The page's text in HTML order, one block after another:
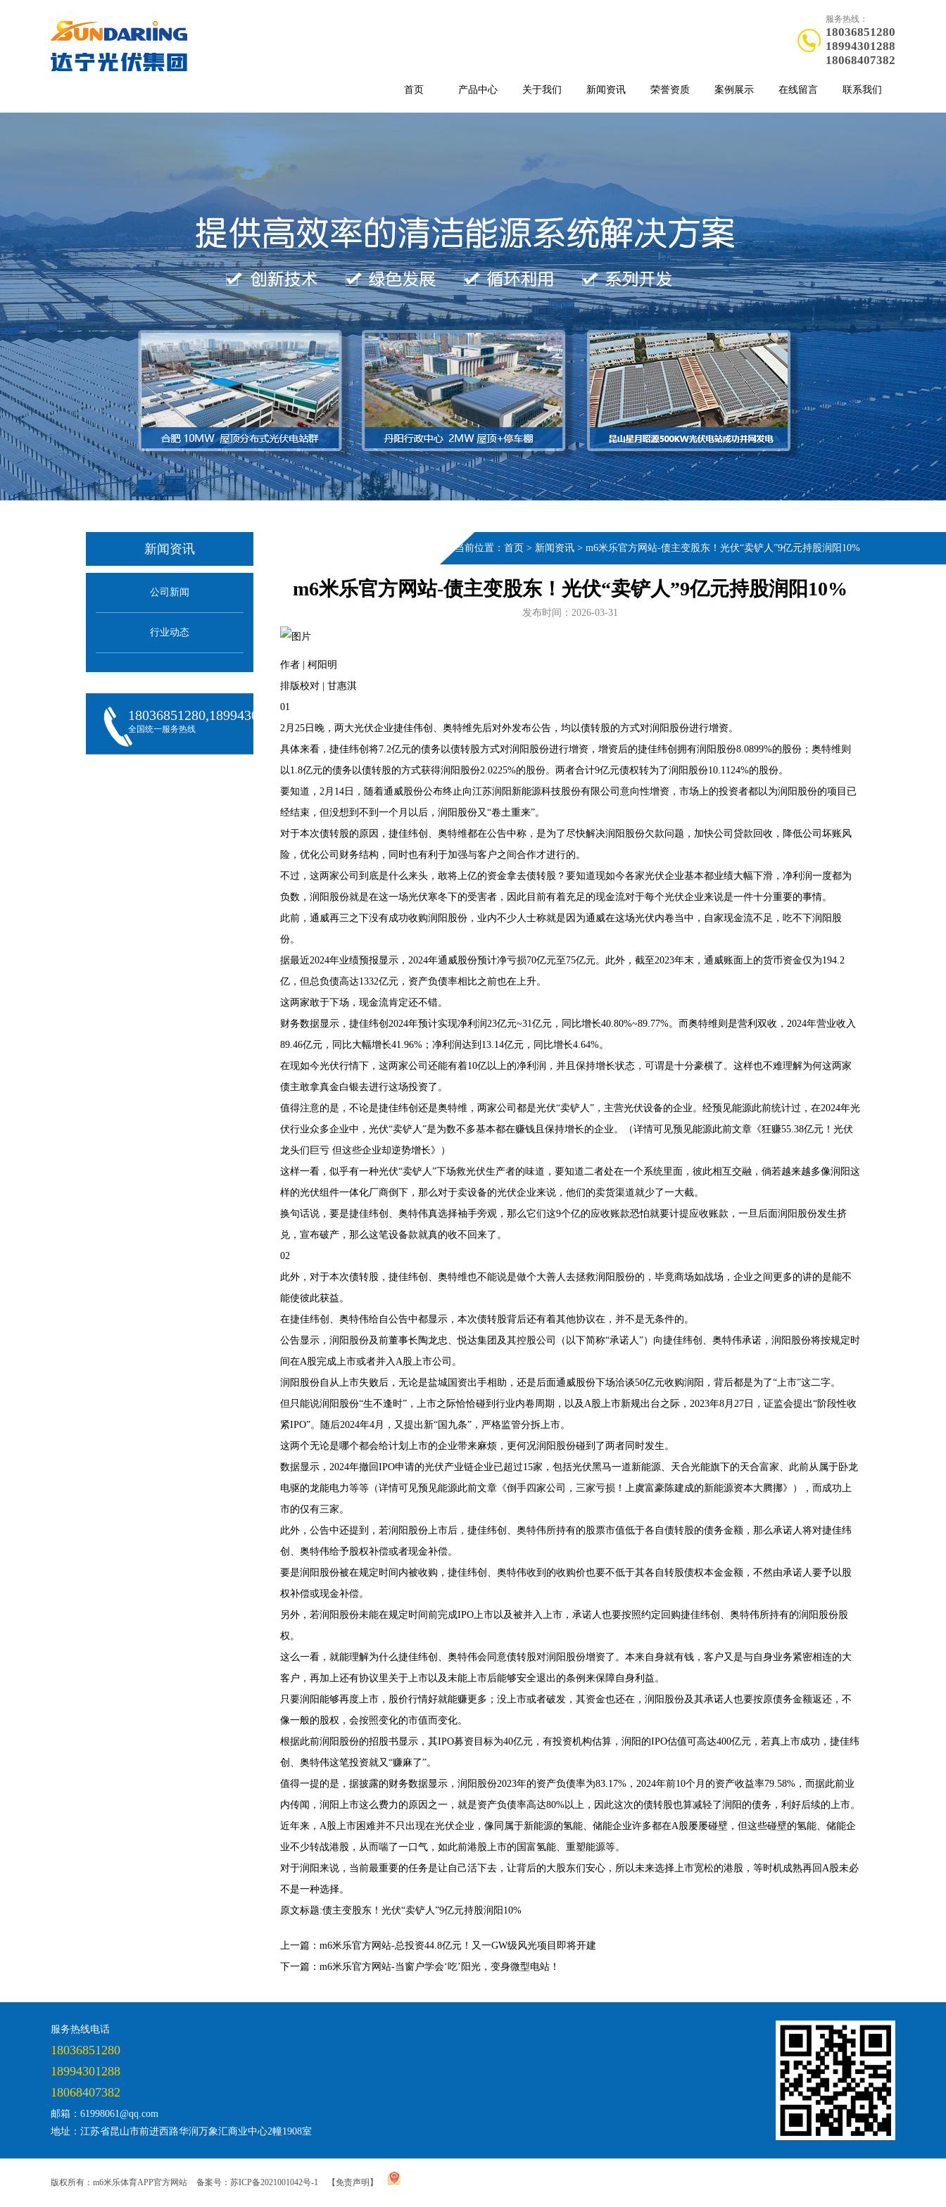
服务热线：
18036851280
18994301288
18068407382
首页 产品中心 关于我们 新闻资讯 荣誉资质 案例展示 在线留言 联系我们
新闻资讯
公司新闻
行业动态
18036851280,18994301288,18068407382
全国统一服务热线
当前位置： 首页 > 新闻资讯 > m6米乐官方网站-债主变股东！光伏“卖铲人”9亿元持股润阳10%
m6米乐官方网站-债主变股东！光伏“卖铲人”9亿元持股润阳10%
发布时间：2026-03-31
作者 | 柯阳明
排版校对 | 甘惠淇
01
2月25日晚，两大光伏企业捷佳伟创、奥特维先后对外发布公告，均以债转股的方式对润阳股份进行增资。
具体来看，捷佳纬创将7.2亿元的债务以债转股方式对润阳股份进行增资，增资后的捷佳纬创拥有润阳股份8.0899%的股份；奥特维则
以1.8亿元的债务以债转股的方式获得润阳股份2.0225%的股份。两者合计9亿元债权转为了润阳股份10.1124%的股份。
要知道，2月14日，随着通威股份公布终止向江苏润阳新能源科技股份有限公司意向性增资，市场上的投资者都以为润阳股份的项目已
经结束，但没想到不到一个月以后，润阳股份又“卷土重来”。
对于本次债转股的原因，捷佳纬创、奥特维都在公告中称，是为了尽快解决润阳股份欠款问题，加快公司贷款回收，降低公司坏账风
险，优化公司财务结构，同时也有利于加强与客户之间合作才进行的。
不过，这两家公司到底是什么来头，敢将上亿的资金拿去债转股？要知道现如今各家光伏企业基本都业绩大幅下滑，净利润一度都为
负数，润阳股份就是在这一场光伏寒冬下的受害者，因此目前有着充足的现金流对于每个光伏企业来说是一件十分重要的事情。
此前，通威再三之下没有成功收购润阳股份，业内不少人士称就是因为通威在这场光伏内卷当中，自家现金流不足，吃不下润阳股
份。
据最近2024年业绩预报显示，2024年通威股份预计净亏损70亿元至75亿元。此外，截至2023年末，通威账面上的货币资金仅为194.2
亿，但总负债高达1332亿元，资产负债率相比之前也在上升。
这两家敢于下场，现金流肯定还不错。
财务数据显示，捷佳纬创2024年预计实现净利润23亿元~31亿元，同比增长40.80%~89.77%。而奥特维则是营利双收，2024年营业收入
89.46亿元，同比大幅增长41.96%；净利润达到13.14亿元，同比增长4.64%。
在现如今光伏行情下，这两家公司还能有着10亿以上的净利润，并且保持增长状态，可谓是十分豪横了。这样也不难理解为何这两家
债主敢拿真金白银去进行这场投资了。
值得注意的是，不论是捷佳纬创还是奥特维，两家公司都是光伏“卖铲人”，主营光伏设备的企业。经预见能源此前统计过，在2024年光
伏行业众多企业中，光伏“卖铲人”是为数不多基本都在赚钱且保持增长的企业。（详情可见预见能源此前文章《狂赚55.38亿元！光伏
龙头们巨亏 但这些企业却逆势增长》）
这样一看，似乎有一种光伏“卖铲人”下场救光伏生产者的味道，要知道二者处在一个系统里面，彼此相互交融，倘若越来越多像润阳这
样的光伏组件一体化厂商倒下，那么对于卖设备的光伏企业来说，他们的卖货渠道就少了一大截。
换句话说，要是捷佳纬创、奥特伟真选择袖手旁观，那么它们这9个亿的应收账款恐怕就要计提应收账款，一旦后面润阳股份发生挤
兑，宣布破产，那么这笔设备款就真的收不回来了。
02
此外，对于本次债转股，捷佳纬创、奥特维也不能说是做个大善人去拯救润阳股份的，毕竟商场如战场，企业之间更多的讲的是能不
能使彼此获益。
在捷佳纬创、奥特伟给自公告中都显示，本次债转股背后还有着其他协议在，并不是无条件的。
公告显示，润阳股份及前董事长陶龙忠、悦达集团及其控股公司（以下简称“承诺人”）向捷佳纬创、奥特伟承诺，润阳股份将按规定时
间在A股完成上市或者并入A股上市公司。
润阳股份自从上市失败后，无论是盐城国资出手相助，还是后面通威股份下场洽谈50亿元收购润阳，背后都是为了“上市”这二字。
但只能说润阳股份“生不逢时”，上市之际恰恰碰到行业内卷周期，以及A股上市新规出台之际，2023年8月27日，证监会提出“阶段性收
紧IPO”。随后2024年4月，又提出新“国九条”，严格监管分拆上市。
这两个无论是哪个都会给计划上市的企业带来麻烦，更何况润阳股份碰到了两者同时发生。
数据显示，2024年撤回IPO申请的光伏产业链企业已超过15家，包括光伏黑马一道新能源、天合光能旗下的天合富家、此前从属于卧龙
电驱的龙能电力等等（详情可见预见能源此前文章《倒手四家公司，三家亏损！上虞富豪陈建成的新能源资本大腾挪》），而成功上
市的仅有三家。
此外，公告中还提到，若润阳股份上市后，捷佳纬创、奥特伟所持有的股票市值低于各自债转股的债务金额，那么承诺人将对捷佳纬
创、奥特伟给予股权补偿或者现金补偿。
要是润阳股份被在规定时间内被收购，捷佳纬创、奥特伟收到的收购价也要不低于其各自转股债权本金金额，不然由承诺人要予以股
权补偿或现金补偿。
另外，若润阳股份未能在规定时间前完成IPO上市以及被并入上市，承诺人也要按照约定回购捷佳纬创、奥特伟所持有的润阳股份股
权。
这么一看，就能理解为什么捷佳纬创、奥特伟会同意债转股对润阳股份增资了。本来自身就有钱，客户又是与自身业务紧密相连的大
客户，再加上还有协议里关于上市以及未能上市后能够安全退出的条例来保障自身利益。
只要润阳能够再度上市，股价行情好就能赚更多；没上市或者破发，其资金也还在，润阳股份及其承诺人也要按原债务金额返还，不
像一般的股权，会按照变化的市值而变化。
根据此前润阳股份的招股书显示，其IPO募资目标为40亿元，有投资机构估算，润阳的IPO估值可高达400亿元，若真上市成功，捷佳纬
创、奥特伟这笔投资就又“赚麻了”。
值得一提的是，据披露的财务数据显示，润阳股份2023年的资产负债率为83.17%，2024年前10个月的资产收益率79.58%，而据此前业
内传闻，润阳上市这么费力的原因之一，就是资产负债率高达80%以上，因此这次的债转股也算减轻了润阳的债务，利好后续的上市。
近年来，A股上市困难并不只出现在光伏企业，像同属于新能源的氢能、储能企业许多都在A股屡屡碰壁，但这些碰壁的氢能、储能企
业不少转战港股，从而喘了一口气，如此前港股上市的国富氢能、重塑能源等。
对于润阳来说，当前最重要的任务是让自己活下去，让背后的大股东们安心，所以未来选择上市宽松的港股，等时机成熟再回A股未必
不是一种选择。
原文标题:债主变股东！光伏“卖铲人”9亿元持股润阳10%
上一篇： m6米乐官方网站-总投资44.8亿元！又一GW级风光项目即将开建
下一篇： m6米乐官方网站-当窗户学会‘吃’阳光，变身微型电站！
服务热线电话
18036851280
18994301288
18068407382
邮箱：61998061@qq.com
地址：江苏省昆山市前进西路华润万象汇商业中心2幢1908室
版权所有：m6米乐体育APP官方网站 备案号：苏ICP备2021001042号-1 【免责声明】